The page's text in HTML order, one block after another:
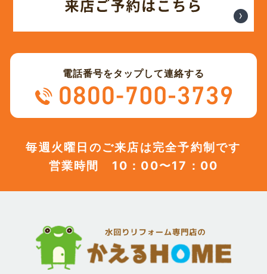
電話番号をタップして連絡する
毎週火曜日のご来店は完全予約制です
営業時間 10：00〜17：00